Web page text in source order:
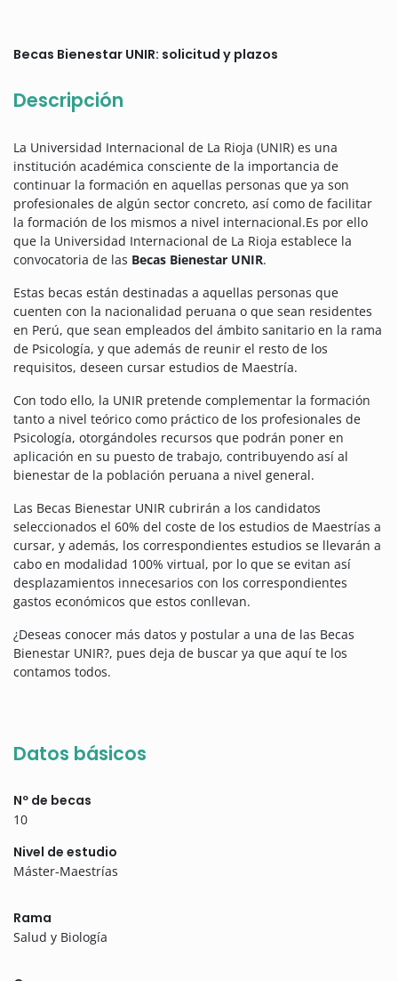
Becas Bienestar UNIR: solicitud y plazos
Descripción
La Universidad Internacional de La Rioja (UNIR) es una
institución académica consciente de la importancia de
continuar la formación en aquellas personas que ya son
profesionales de algún sector concreto, así como de facilitar
la formación de los mismos a nivel internacional.Es por ello
que la Universidad Internacional de La Rioja establece la
convocatoria de las Becas Bienestar UNIR.
Estas becas están destinadas a aquellas personas que
cuenten con la nacionalidad peruana o que sean residentes
en Perú, que sean empleados del ámbito sanitario en la rama
de Psicología, y que además de reunir el resto de los
requisitos, deseen cursar estudios de Maestría.
Con todo ello, la UNIR pretende complementar la formación
tanto a nivel teórico como práctico de los profesionales de
Psicología, otorgándoles recursos que podrán poner en
aplicación en su puesto de trabajo, contribuyendo así al
bienestar de la población peruana a nivel general.
Las Becas Bienestar UNIR cubrirán a los candidatos
seleccionados el 60% del coste de los estudios de Maestrías a
cursar, y además, los correspondientes estudios se llevarán a
cabo en modalidad 100% virtual, por lo que se evitan así
desplazamientos innecesarios con los correspondientes
gastos económicos que estos conllevan.
¿Deseas conocer más datos y postular a una de las Becas
Bienestar UNIR?, pues deja de buscar ya que aquí te los
contamos todos.
Datos básicos
Nº de becas
10
Nivel de estudio
Máster-Maestrías
Rama
Salud y Biología